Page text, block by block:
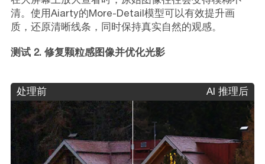
清。使用Aiarty的More-Detail模型可以有效提升画
质，还原清晰线条，同时保持真实自然的观感。
测试 2. 修复颗粒感图像并优化光影
处理前 AI 推理后